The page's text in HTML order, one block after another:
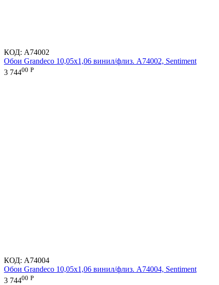
КОД: A74002
Обои Grandeco 10,05х1,06 винил/флиз. A74002, Sentiment
3 74400 Р
КОД: A74004
Обои Grandeco 10,05х1,06 винил/флиз. A74004, Sentiment
3 74400 Р